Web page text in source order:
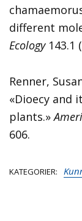
different
Ecology143.1
Renner,
«Dioecy and
plants.»
606.
KATEGORIER